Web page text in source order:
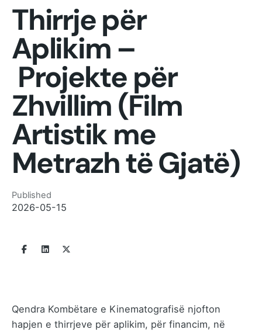
Thirrje për
Aplikim –
Projekte për
Zhvillim (Film
Artistik me
Metrazh të Gjatë)
Published
2026-05-15
Qendra Kombëtare e Kinematografisë njofton
hapjen e thirrjeve për aplikim, për financim, në